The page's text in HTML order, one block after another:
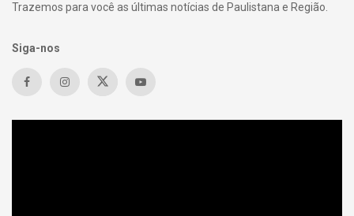
Trazemos para você as últimas notícias de Paulistana e Região.
Siga-nos